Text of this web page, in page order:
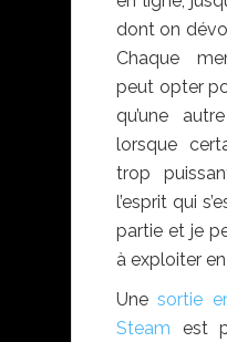
dont on
Chaque
peut opter
qu’une
lorsque
trop
l’esprit qui
partie et je
à exploiter
Unesortie
Steam est